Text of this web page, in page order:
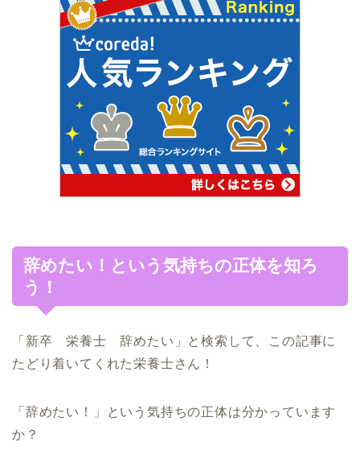
辞めたい！という気持ちの正体を知ろ
う！
「新卒 栄養士 辞めたい」と検索して、この記事に
たどり着いてくれた栄養士さん！
「辞めたい！」という気持ちの正体は分かっています
か？